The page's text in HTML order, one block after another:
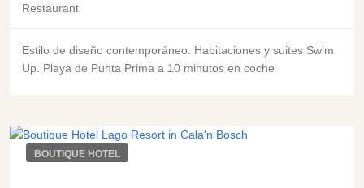
Restaurant
Estilo de diseño contemporáneo. Habitaciones y suites Swim
Up. Playa de Punta Prima a 10 minutos en coche
BOUTIQUE HOTEL